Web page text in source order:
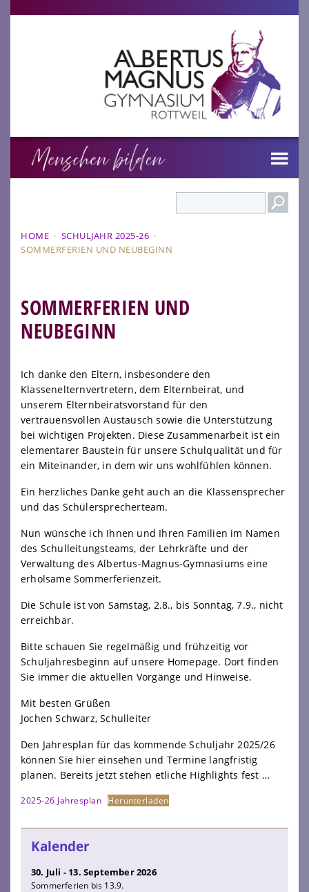
HOME · SCHULJAHR 2025-26 ·
SOMMERFERIEN UND NEUBEGINN
SOMMERFERIEN UND
NEUBEGINN
Ich danke den Eltern, insbesondere den
Klassenelternvertretern, dem Elternbeirat, und
unserem Elternbeiratsvorstand für den
vertrauensvollen Austausch sowie die Unterstützung
bei wichtigen Projekten. Diese Zusammenarbeit ist ein
elementarer Baustein für unsere Schulqualität und für
ein Miteinander, in dem wir uns wohlfühlen können.
Ein herzliches Danke geht auch an die Klassensprecher
und das Schülersprecherteam.
Nun wünsche ich Ihnen und Ihren Familien im Namen
des Schulleitungsteams, der Lehrkräfte und der
Verwaltung des Albertus-Magnus-Gymnasiums eine
erholsame Sommerferienzeit.
Die Schule ist von Samstag, 2.8., bis Sonntag, 7.9., nicht
erreichbar.
Bitte schauen Sie regelmäßig und frühzeitig vor
Schuljahresbeginn auf unsere Homepage. Dort finden
Sie immer die aktuellen Vorgänge und Hinweise.
Mit besten Grüßen
Jochen Schwarz, Schulleiter
Den Jahresplan für das kommende Schuljahr 2025/26
können Sie hier einsehen und Termine langfristig
planen. Bereits jetzt stehen etliche Highlights fest …
2025-26 Jahresplan Herunterladen
Kalender
30. Juli - 13. September 2026
Sommerferien bis 13.9.